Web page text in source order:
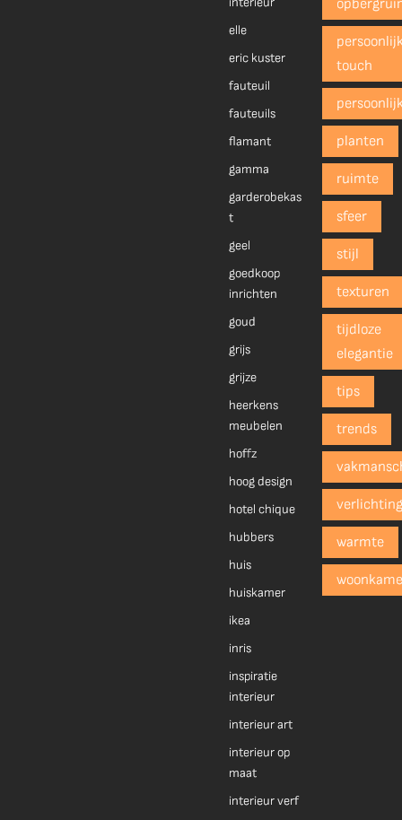
elle
eric kuster
fauteuil
fauteuils
flamant
gamma
garderobekas
t
geel
goedkoop
inrichten
goud
grijs
grijze
heerkens
meubelen
hoffz
hoog design
hotel chique
hubbers
huis
huiskamer
ikea
inris
inspiratie
interieur
interieur art
interieur op
maat
interieur verf
touch
planten
ruimte
sfeer
stijl
texturen
tijdloze
elegantie
tips
trends
warmte